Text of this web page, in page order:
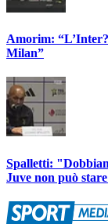
Amorim:
Milan”
Spalletti:
Juve non può